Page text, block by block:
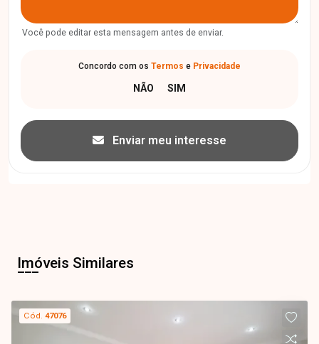
Você pode editar esta mensagem antes de enviar.
Concordo com os Termos e Privacidade
Enviar meu interesse
Imóveis Similares
Cód.47076